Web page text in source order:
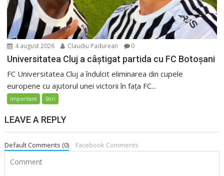
4 august 2026 Claudiu Padurean 0
Universitatea Cluj a câștigat partida cu FC Botoșani
FC Universitatea Cluj a îndulcit eliminarea din cupele
europene cu ajutorul unei victorii în fața FC...
Important Stiri
LEAVE A REPLY
Default Comments (0) Facebook Comments